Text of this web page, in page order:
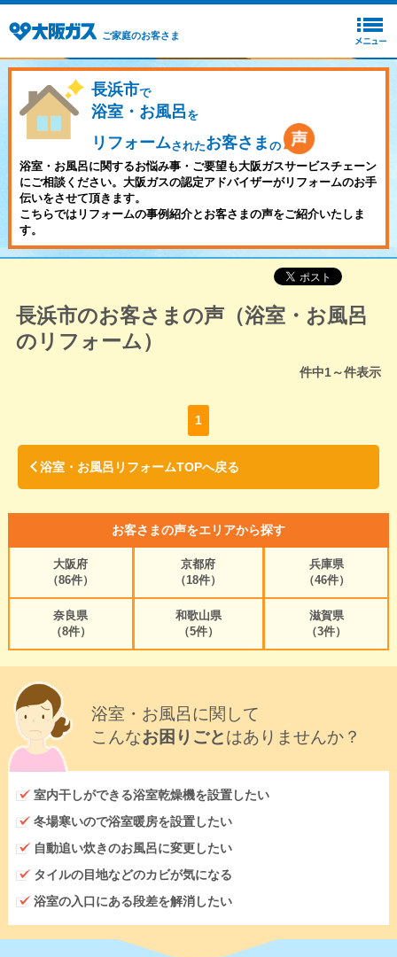
ご家庭のお客さま
長浜市で
浴室・お風呂 を
リフォームされたお客さま の
浴室・お風呂に関するお悩み事・ご要望も大阪ガスサービスチェーン
にご相談ください。大阪ガスの認定アドバイザーがリフォームのお手
伝いをさせて頂きます。
こちらではリフォームの事例紹介とお客さまの声をご紹介いたしま
す。
長浜市のお客さまの声（浴室・お風呂
のリフォーム）
件中1～件表示
1
浴室・お風呂リフォームTOPへ戻る
お客さまの声をエリアから探す
大阪府
（86件）
京都府
（18件）
兵庫県
（46件）
奈良県
（8件）
和歌山県
（5件）
滋賀県
（3件）
浴室・お風呂に関して
こんなお困りごとはありませんか？
室内干しができる浴室乾燥機を設置したい
冬場寒いので浴室暖房を設置したい
自動追い炊きのお風呂に変更したい
タイルの目地などのカビが気になる
浴室の入口にある段差を解消したい